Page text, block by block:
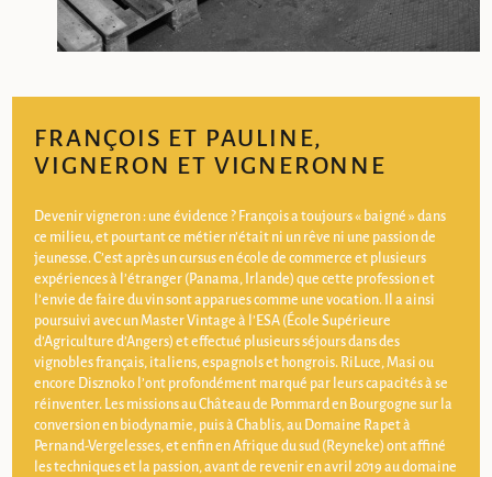
FRANÇOIS ET PAULINE,
VIGNERON ET VIGNERONNE
Devenir vigneron : une évidence ? François a toujours « baigné » dans
ce milieu, et pourtant ce métier n’était ni un rêve ni une passion de
jeunesse. C’est après un cursus en école de commerce et plusieurs
expériences à l’étranger (Panama, Irlande) que cette profession et
l’envie de faire du vin sont apparues comme une vocation. Il a ainsi
poursuivi avec un Master Vintage à l’ESA (École Supérieure
d’Agriculture d’Angers) et effectué plusieurs séjours dans des
vignobles français, italiens, espagnols et hongrois. RiLuce, Masi ou
encore Disznoko l’ont profondément marqué par leurs capacités à se
réinventer. Les missions au Château de Pommard en Bourgogne sur la
conversion en biodynamie, puis à Chablis, au Domaine Rapet à
Pernand-Vergelesses, et enfin en Afrique du sud (Reyneke) ont affiné
les techniques et la passion, avant de revenir en avril 2019 au domaine